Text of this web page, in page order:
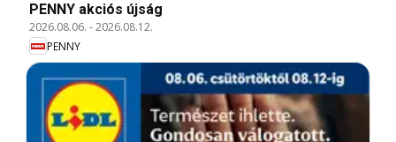
PENNY akciós újság
2026.08.06. -2026.08.12.
PENNY